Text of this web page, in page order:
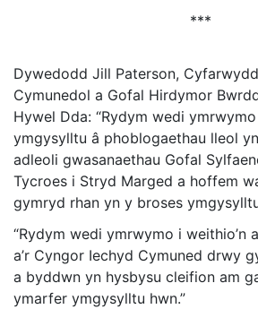
***
Dywedodd Jill Paterson,
Cymunedol a Gofal Hirdymor
Hywel Dda: “Rydym wedi
ymgysylltu â phoblogaethau lleol
adleoli gwasanaethau Gofal
Tycroes i Stryd Marged a hoffem
gymryd rhan yn y broses
“Rydym wedi ymrwymo i weithio’n
a’r Cyngor Iechyd Cymuned drwy
a byddwn yn hysbysu cleifion am
ymarfer ymgysylltu hwn.”